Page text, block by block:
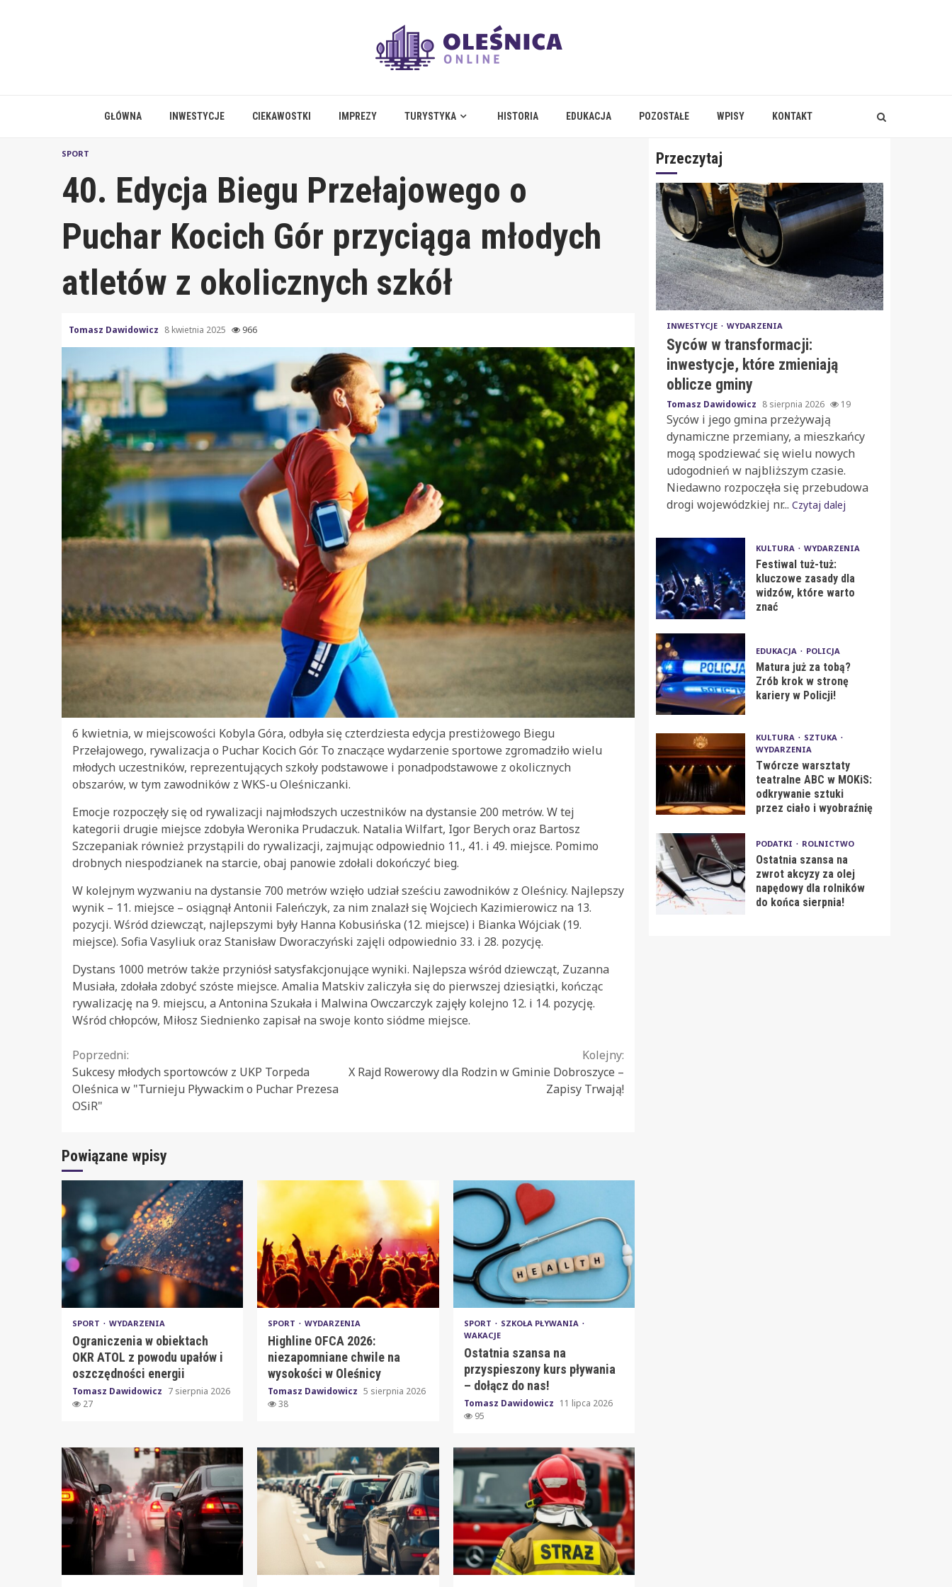
GŁÓWNA INWESTYCJE CIEKAWOSTKI IMPREZY TURYSTYKA HISTORIA EDUKACJA POZOSTAŁE WPISY KONTAKT
SPORT
40. Edycja Biegu Przełajowego o
Puchar Kocich Gór przyciąga młodych
atletów z okolicznych szkół
Tomasz Dawidowicz 8 kwietnia 2025 966
6 kwietnia, w miejscowości Kobyla Góra, odbyła się czterdziesta edycja prestiżowego Biegu
Przełajowego, rywalizacja o Puchar Kocich Gór. To znaczące wydarzenie sportowe zgromadziło wielu
młodych uczestników, reprezentujących szkoły podstawowe i ponadpodstawowe z okolicznych
obszarów, w tym zawodników z WKS-u Oleśniczanki.
Emocje rozpoczęły się od rywalizacji najmłodszych uczestników na dystansie 200 metrów. W tej
kategorii drugie miejsce zdobyła Weronika Prudaczuk. Natalia Wilfart, Igor Berych oraz Bartosz
Szczepaniak również przystąpili do rywalizacji, zajmując odpowiednio 11., 41. i 49. miejsce. Pomimo
drobnych niespodzianek na starcie, obaj panowie zdołali dokończyć bieg.
W kolejnym wyzwaniu na dystansie 700 metrów wzięło udział sześciu zawodników z Oleśnicy. Najlepszy
wynik – 11. miejsce – osiągnął Antonii Faleńczyk, za nim znalazł się Wojciech Kazimierowicz na 13.
pozycji. Wśród dziewcząt, najlepszymi były Hanna Kobusińska (12. miejsce) i Bianka Wójciak (19.
miejsce). Sofia Vasyliuk oraz Stanisław Dworaczyński zajęli odpowiednio 33. i 28. pozycję.
Dystans 1000 metrów także przyniósł satysfakcjonujące wyniki. Najlepsza wśród dziewcząt, Zuzanna
Musiała, zdołała zdobyć szóste miejsce. Amalia Matskiv zaliczyła się do pierwszej dziesiątki, kończąc
rywalizację na 9. miejscu, a Antonina Szukała i Malwina Owczarczyk zajęły kolejno 12. i 14. pozycję.
Wśród chłopców, Miłosz Siednienko zapisał na swoje konto siódme miejsce.
Continue
Reading
Poprzedni:
Sukcesy młodych sportowców z UKP Torpeda
Oleśnica w "Turnieju Pływackim o Puchar Prezesa
OSiR"
Kolejny:
X Rajd Rowerowy dla Rodzin w Gminie Dobroszyce –
Zapisy Trwają!
Powiązane wpisy
SPORT WYDARZENIA
Ograniczenia w obiektach
OKR ATOL z powodu upałów i
oszczędności energii
Tomasz Dawidowicz 7 sierpnia 2026
27
SPORT WYDARZENIA
Highline OFCA 2026:
niezapomniane chwile na
wysokości w Oleśnicy
Tomasz Dawidowicz 5 sierpnia 2026
38
SPORT
SZKOŁA PŁYWANIA
WAKACJE
Ostatnia szansa na
przyspieszony kurs pływania
– dołącz do nas!
Tomasz Dawidowicz 11 lipca 2026
95
Przeczytaj
INWESTYCJE WYDARZENIA
Syców w transformacji:
inwestycje, które zmieniają
oblicze gminy
Tomasz Dawidowicz 8 sierpnia 2026 19
Syców i jego gmina przeżywają
dynamiczne przemiany, a mieszkańcy
mogą spodziewać się wielu nowych
udogodnień w najbliższym czasie.
Niedawno rozpoczęła się przebudowa
drogi wojewódzkiej nr... Czytaj dalej
KULTURA WYDARZENIA
Festiwal tuż-tuż:
kluczowe zasady dla
widzów, które warto
znać
EDUKACJA POLICJA
Matura już za tobą?
Zrób krok w stronę
kariery w Policji!
KULTURA
SZTUKA
WYDARZENIA
Twórcze warsztaty
teatralne ABC w MOKiS:
odkrywanie sztuki
przez ciało i wyobraźnię
PODATKI ROLNICTWO
Ostatnia szansa na
zwrot akcyzy za olej
napędowy dla rolników
do końca sierpnia!